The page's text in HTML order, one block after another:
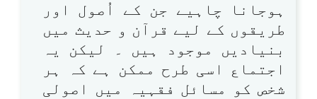
ہوجانا چاہیے جن کے اُصول اور
طریقوں کے لیے قرآن و حدیث میں
بنیادیں موجود ہیں ۔ لیکن یہ
اجتماع اسی طرح ممکن ہے کہ ہر
شخص کو مسائل فقہیہ میں اصولی